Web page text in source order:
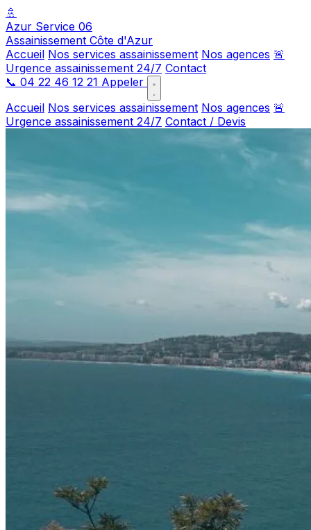
🚿
Azur Service 06
Assainissement Côte d'Azur
Accueil Nos services assainissement Nos agences 🚨
Urgence assainissement 24/7 Contact
📞 04 22 46 12 21 Appeler
Accueil Nos services assainissement Nos agences 🚨
Urgence assainissement 24/7 Contact / Devis